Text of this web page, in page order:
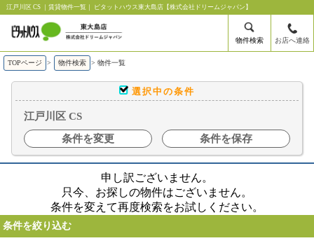
江戸川区 CS ｜賃貸物件一覧｜ ピタットハウス東大島店【株式会社ドリームジャパン】
物件検索 お店へ連絡
TOPページ > 物件検索 > 物件一覧
選択中の条件
江戸川区 CS
条件を変更
条件を保存
申し訳ございません。
只今、お探しの物件はございません。
条件を変えて再度検索をお試しください。
条件を絞り込む